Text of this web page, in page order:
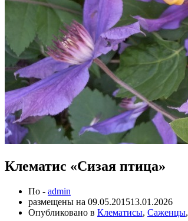
Клематис «Сизая птица»
По - admin
размещены на 09.05.201513.01.2026
Опубликовано в Клематисы, Саженцы,